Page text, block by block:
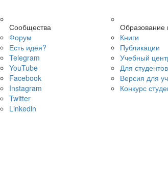
Сообщества
Форум
Есть идея?
Telegram
YouTube
Facebook
Instagram
Twitter
Linkedin
Образование
Книги
Публикации
Учебный
Для
Версия для
Конкурс